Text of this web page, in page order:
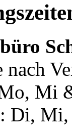
nach
Mi
: Di, Mi,